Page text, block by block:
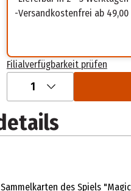
Versandkostenfrei ab 49,00
Filialverfügbarkeit prüfen
1
des Spiels